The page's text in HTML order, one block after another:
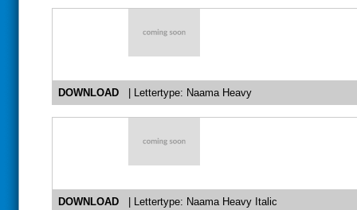
DOWNLOAD | Lettertype: Naama Heavy
DOWNLOAD | Lettertype: Naama Heavy Italic